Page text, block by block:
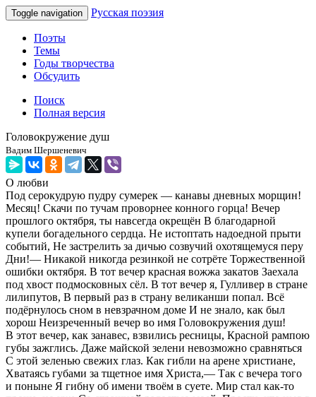
Toggle navigation Русская поэзия
Поэты
Темы
Годы творчества
Обсудить
Поиск
Полная версия
Головокружение душ
Вадим Шершеневич
О любви
Под серокудрую пудру сумерек — канавы дневных морщин!
Месяц! Скачи по тучам проворнее конного горца! Вечер
прошлого октября, ты навсегда окрещён В благодарной
купели богадельного сердца. Не истоптать надоедной прыти
событий, Не застрелить за дичью созвучий охотящемуся перу
Дни!— Никакой никогда резинкой не сотрёте Торжественной
ошибки октября. В тот вечер красная вожжа закатов Заехала
под хвост подмосковных сёл. В тот вечер я, Гулливер в стране
лилипутов, В первый раз в страну великанши попал. Всё
подёрнулось сном в невзрачном доме И не знало, как был
хорош Неизреченный вечер во имя Головокружения душ!
В этот вечер, как занавес, взвились ресницы, Красной рампою
губы зажглись. Даже майской зелени невозможно сравняться
С этой зеленью свежих глаз. Как гибли на арене христиане,
Хватаясь губами за тщетное имя Христа,— Так с вечера того
и поныне Я гибну об имени твоём в суете. Мир стал как-то